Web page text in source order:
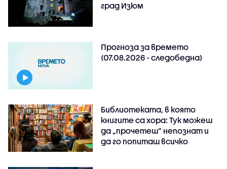
град Изюм
Прогноза за времето
(07.08.2026 - следобедна)
Библиотеката, в която
книгите са хора: Тук можеш
да „прочетеш“ непознат и
да го попиташ всичко